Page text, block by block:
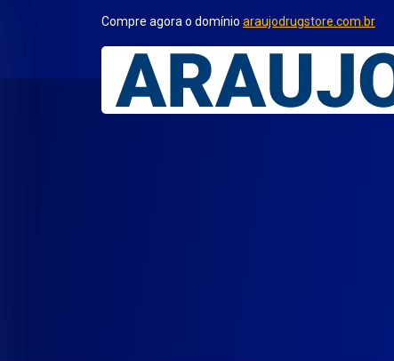
Compre agora o domínio araujodrugstore.com.br